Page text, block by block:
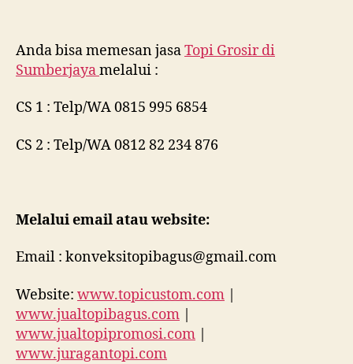
Anda bisa memesan jasaTopi Grosir di
Sumberjayamelalui :
CS 1 : Telp/WA 0815 995 6854
CS 2 : Telp/WA 0812 82 234 876
Melalui email atau website:
Email : konveksitopibagus@gmail.com
Website: www.topicustom.com |
www.jualtopibagus.com |
www.jualtopipromosi.com |
www.juragantopi.com